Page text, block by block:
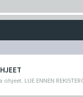
LUE ENNEN